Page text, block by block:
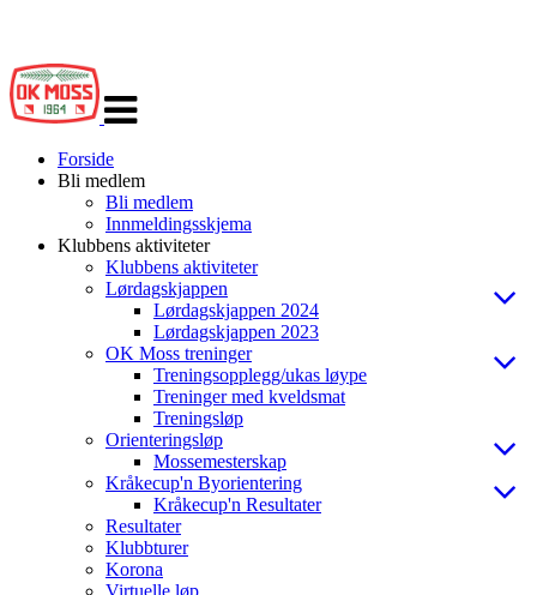
navigasjon
Forside
Bli medlem
Bli medlem
Innmeldingsskjema
Klubbens aktiviteter
Klubbens aktiviteter
Lørdagskjappen
Lørdagskjappen 2024
Lørdagskjappen 2023
OK Moss treninger
Treningsopplegg/ukas løype
Treninger med kveldsmat
Treningsløp
Orienteringsløp
Mossemesterskap
Kråkecup'n Byorientering
Kråkecup'n Resultater
Resultater
Klubbturer
Korona
Virtuelle løp